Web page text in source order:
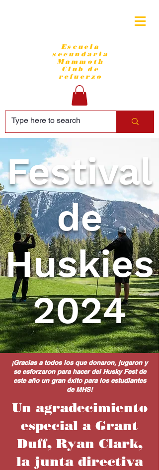
Escuela
secundaria
Mammoth
Club de
refuerzo
Festival
de
Huskies
2024
¡Gracias a todos los que donaron, jugaron y
se esforzaron para hacer del Husky Fest de
este año un gran éxito para los estudiantes
de MHS!
Un agradecimiento
especial a Grant
Duff, Ryan Clark,
la junta directiva